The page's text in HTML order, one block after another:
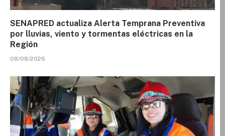
SENAPRED actualiza Alerta Temprana Preventiva
por lluvias, viento y tormentas eléctricas en la
Región
08/08/2026